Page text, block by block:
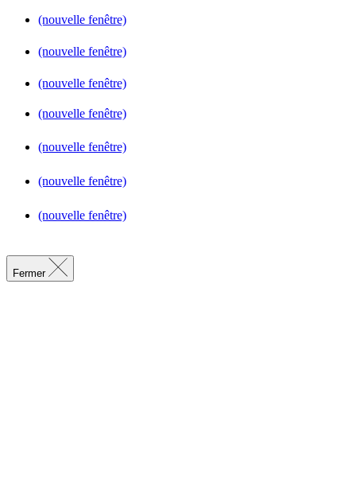
(nouvelle fenêtre)
(nouvelle fenêtre)
(nouvelle fenêtre)
(nouvelle fenêtre)
(nouvelle fenêtre)
(nouvelle fenêtre)
(nouvelle fenêtre)
Fermer